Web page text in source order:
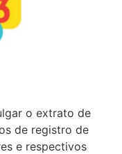
o extrato de
de registro de
e respectivos